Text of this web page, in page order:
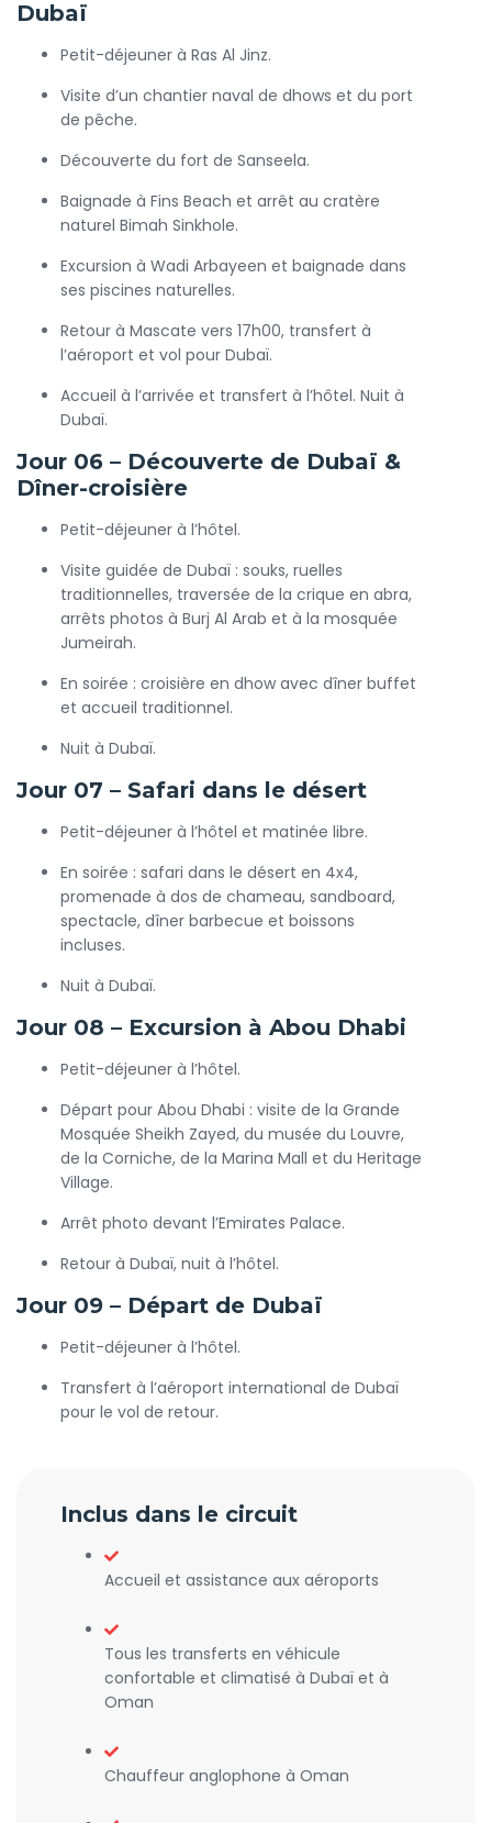
Dubaï
Petit-déjeuner à Ras Al Jinz.
Visite d’un chantier naval de dhows et du port
de pêche.
Découverte du fort de Sanseela.
Baignade à Fins Beach et arrêt au cratère
naturel Bimah Sinkhole.
Excursion à Wadi Arbayeen et baignade dans
ses piscines naturelles.
Retour à Mascate vers 17h00, transfert à
l’aéroport et vol pour Dubaï.
Accueil à l’arrivée et transfert à l’hôtel. Nuit à
Dubaï.
Jour 06 – Découverte de Dubaï &
Dîner-croisière
Petit-déjeuner à l’hôtel.
Visite guidée de Dubaï : souks, ruelles
traditionnelles, traversée de la crique en abra,
arrêts photos à Burj Al Arab et à la mosquée
Jumeirah.
En soirée : croisière en dhow avec dîner buffet
et accueil traditionnel.
Nuit à Dubaï.
Jour 07 – Safari dans le désert
Petit-déjeuner à l’hôtel et matinée libre.
En soirée : safari dans le désert en 4x4,
promenade à dos de chameau, sandboard,
spectacle, dîner barbecue et boissons
incluses.
Nuit à Dubaï.
Jour 08 – Excursion à Abou Dhabi
Petit-déjeuner à l’hôtel.
Départ pour Abou Dhabi : visite de la Grande
Mosquée Sheikh Zayed, du musée du Louvre,
de la Corniche, de la Marina Mall et du Heritage
Village.
Arrêt photo devant l’Emirates Palace.
Retour à Dubaï, nuit à l’hôtel.
Jour 09 – Départ de Dubaï
Petit-déjeuner à l’hôtel.
Transfert à l’aéroport international de Dubaï
pour le vol de retour.
Inclus dans le circuit
Accueil et assistance aux aéroports
Tous les transferts en véhicule
confortable et climatisé à Dubaï et à
Oman
Chauffeur anglophone à Oman